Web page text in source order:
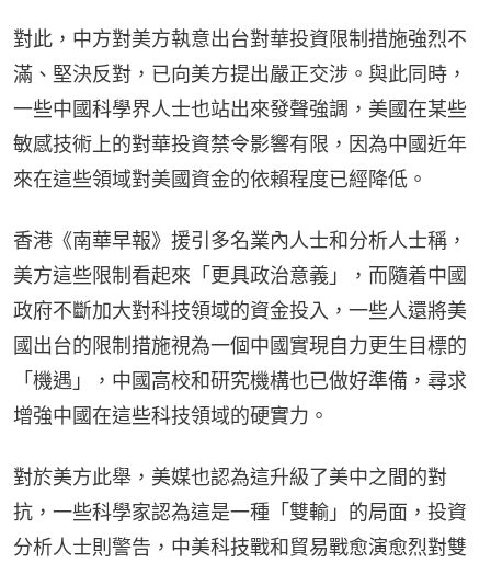
對此，中方對美方執意出台對華投資限制措施強烈不
滿、堅決反對，已向美方提出嚴正交涉。與此同時，
一些中國科學界人士也站出來發聲強調，美國在某些
敏感技術上的對華投資禁令影響有限，因為中國近年
來在這些領域對美國資金的依賴程度已經降低。
香港《南華早報》援引多名業內人士和分析人士稱，
美方這些限制看起來「更具政治意義」，而隨着中國
政府不斷加大對科技領域的資金投入，一些人還將美
國出台的限制措施視為一個中國實現自力更生目標的
「機遇」，中國高校和研究機構也已做好準備，尋求
增強中國在這些科技領域的硬實力。
對於美方此舉，美媒也認為這升級了美中之間的對
抗，一些科學家認為這是一種「雙輸」的局面，投資
分析人士則警告，中美科技戰和貿易戰愈演愈烈對雙